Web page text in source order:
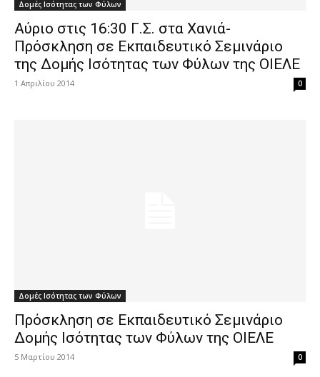
Δομές Ισότητας των Φύλων
Αύριο στις 16:30 Γ.Σ. στα Χανιά-
Πρόσκληση σε Εκπαιδευτικό Σεμινάριο
της Δομής Ισότητας των Φύλων της ΟΙΕΛΕ
1 Απριλίου 2014 0
Δομές Ισότητας των Φύλων
Πρόσκληση σε Εκπαιδευτικό Σεμινάριο
Δομής Ισότητας των Φύλων της ΟΙΕΛΕ
5 Μαρτίου 2014 0